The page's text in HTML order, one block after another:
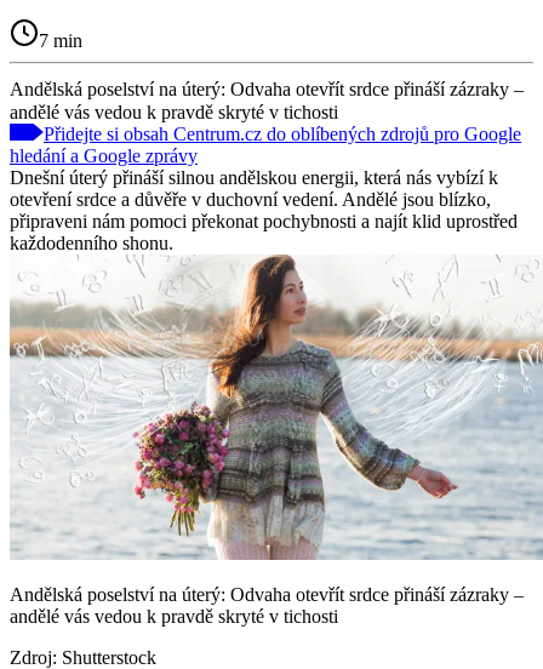
7 min
Andělská poselství na úterý: Odvaha otevřít srdce přináší zázraky –
andělé vás vedou k pravdě skryté v tichosti
Přidejte si obsah Centrum.cz do oblíbených zdrojů pro Google
hledání a Google zprávy
Dnešní úterý přináší silnou andělskou energii, která nás vybízí k
otevření srdce a důvěře v duchovní vedení. Andělé jsou blízko,
připraveni nám pomoci překonat pochybnosti a najít klid uprostřed
každodenního shonu.
Andělská poselství na úterý: Odvaha otevřít srdce přináší zázraky –
andělé vás vedou k pravdě skryté v tichosti
Zdroj: Shutterstock